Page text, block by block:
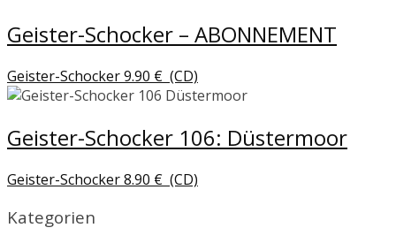
Geister-Schocker – ABONNEMENT
Geister-Schocker9.90 € (CD)
Geister-Schocker 106: Düstermoor
Geister-Schocker8.90 € (CD)
Kategorien